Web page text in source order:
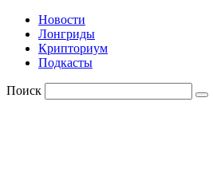
Новости
Лонгриды
Крипториум
Подкасты
Поиск